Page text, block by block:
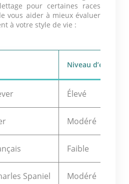
pour certaines races
vous aider à mieux évaluer
à votre style de vie :
Niveau d’énergie
Élevé
Modéré
Faible
Spaniel Modéré